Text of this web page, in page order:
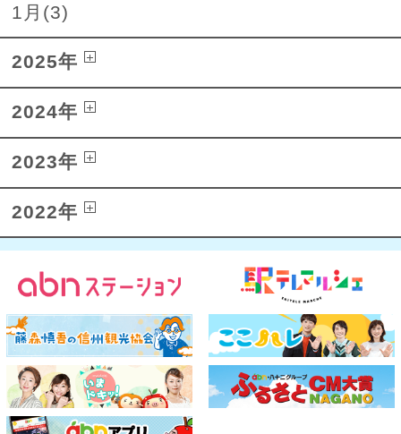
1月(3)
2025年
2024年
2023年
2022年